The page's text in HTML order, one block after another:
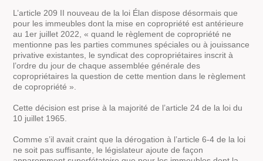
L’article 209 II nouveau de la loi Élan dispose désormais que
pour les immeubles dont la mise en copropriété est antérieure
au 1er juillet 2022, « quand le règlement de copropriété ne
mentionne pas les parties communes spéciales ou à jouissance
privative existantes, le syndicat des copropriétaires inscrit à
l’ordre du jour de chaque assemblée générale des
copropriétaires la question de cette mention dans le règlement
de copropriété ».
Cette décision est prise à la majorité de l’article 24 de la loi du
10 juillet 1965.
Comme s’il avait craint que la dérogation à l’article 6-4 de la loi
ne soit pas suffisante, le législateur ajoute de façon